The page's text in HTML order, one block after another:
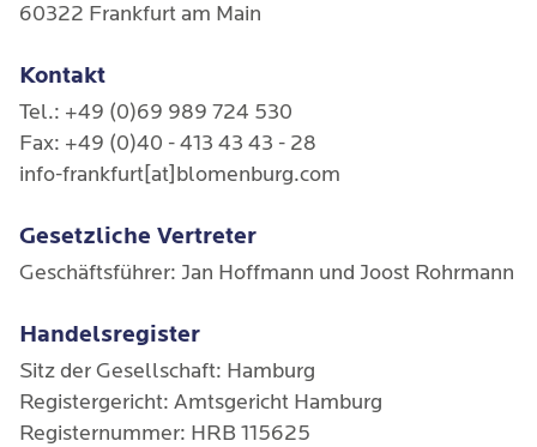
60322 Frankfurt am Main
Kontakt
Tel.: +49 (0)69 989 724 530
Fax: +49 (0)40 - 413 43 43 - 28
info-frankfurt[at]blomenburg.com
Gesetzliche Vertreter
Geschäftsführer: Jan Hoffmann und Joost Rohrmann
Handelsregister
Sitz der Gesellschaft: Hamburg
Registergericht: Amtsgericht Hamburg
Registernummer: HRB 115625